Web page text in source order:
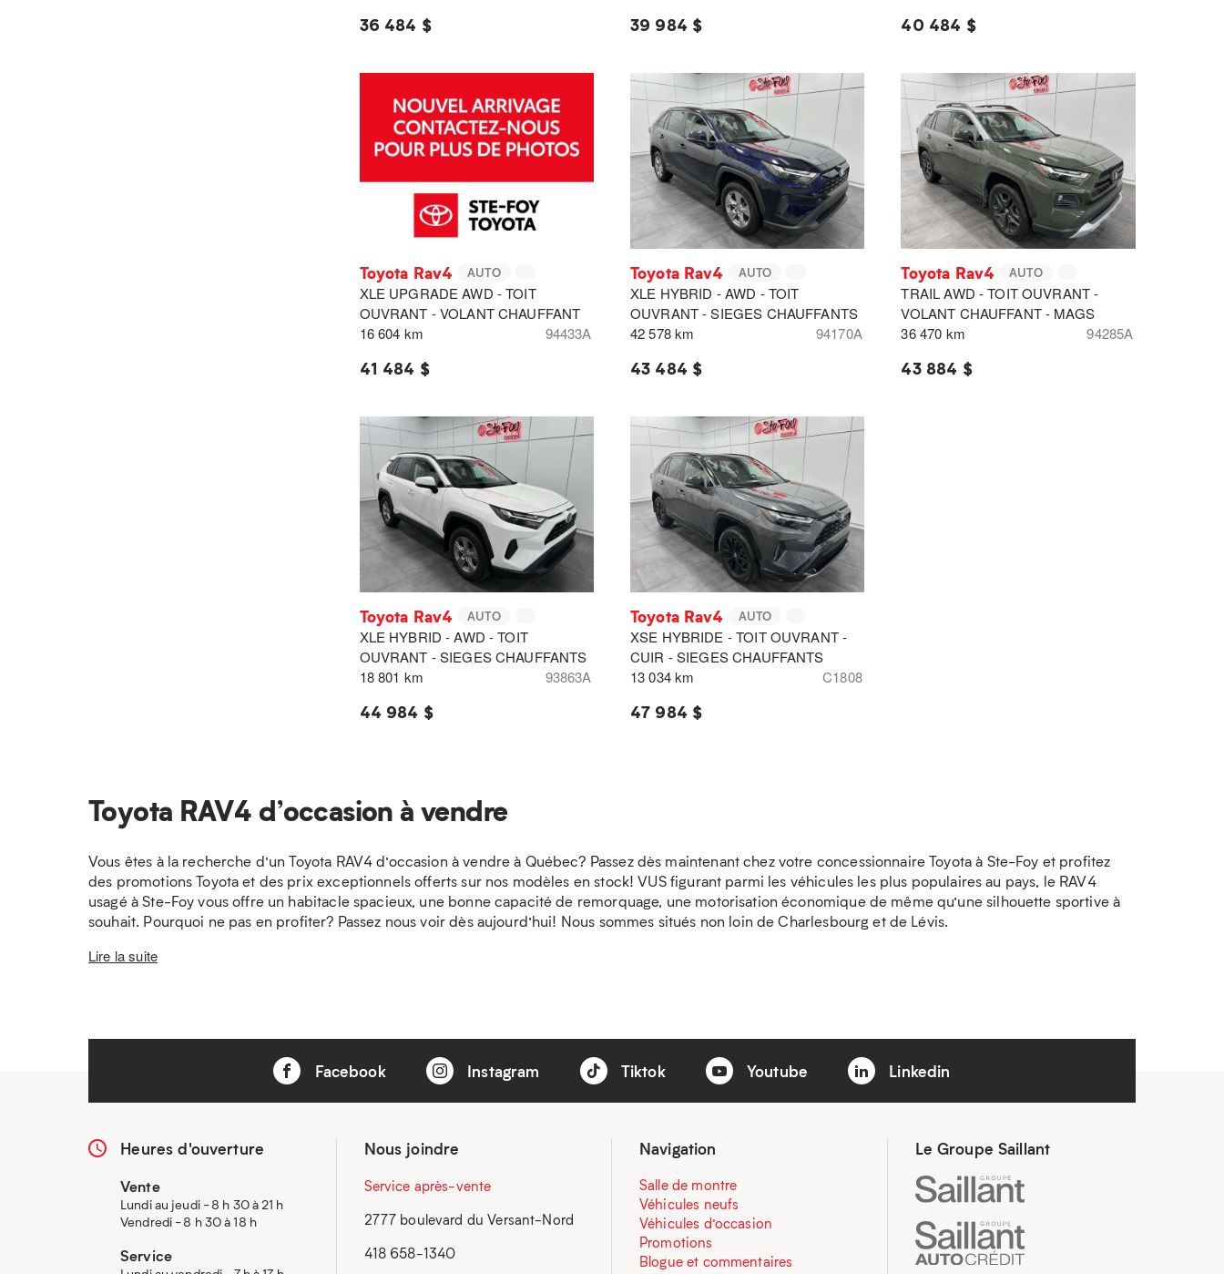
36 484 $ 39 984 $ 40 484 $
Toyota Rav4 AUTO
XLE UPGRADE AWD - TOIT
OUVRANT - VOLANT CHAUFFANT
16 604 km
94433A
41 484 $
Toyota Rav4 AUTO
XLE HYBRID - AWD - TOIT
OUVRANT - SIEGES CHAUFFANTS
42 578 km
94170A
43 484 $
Toyota Rav4 AUTO
TRAIL AWD - TOIT OUVRANT -
VOLANT CHAUFFANT - MAGS
36 470 km
94285A
43 884 $
Toyota Rav4 AUTO
XLE HYBRID - AWD - TOIT
OUVRANT - SIEGES CHAUFFANTS
18 801 km
93863A
44 984 $
Toyota Rav4 AUTO
XSE HYBRIDE - TOIT OUVRANT -
CUIR - SIEGES CHAUFFANTS
13 034 km
C1808
47 984 $
Toyota RAV4 d’occasion à vendre
Vous êtes à la recherche d’un Toyota RAV4 d’occasion à vendre à Québec? Passez dès maintenant chez votre concessionnaire Toyota à Ste-Foy et profitez
des promotions Toyota et des prix exceptionnels offerts sur nos modèles en stock! VUS figurant parmi les véhicules les plus populaires au pays, le RAV4
usagé à Ste-Foy vous offre un habitacle spacieux, une bonne capacité de remorquage, une motorisation économique de même qu’une silhouette sportive à
souhait. Pourquoi ne pas en profiter? Passez nous voir dès aujourd’hui! Nous sommes situés non loin de Charlesbourg et de Lévis.
Lire la suite
Facebook Instagram Tiktok Youtube Linkedin
Heures d'ouverture
Vente
Lundi au jeudi - 8 h 30 à 21 h
Vendredi - 8 h 30 à 18 h
Service
Nous joindre
Service après-vente
2777 boulevard du Versant-Nord
418 658-1340
Navigation
Salle de montre
Véhicules neufs
Véhicules d’occasion
Promotions
Blogue et commentaires
Le Groupe Saillant